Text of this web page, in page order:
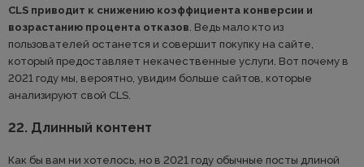
CLS приводит к снижению коэффициента конверсии и
возрастанию процента отказов . Ведь мало кто из
пользователей останется и совершит покупку на сайте,
который предоставляет некачественные услуги. Вот почему в
2021 году мы, вероятно, увидим больше сайтов, которые
анализируют свой CLS.
22. Длинный контент
Как бы вам ни хотелось, но в 2021 году обычные посты длиной